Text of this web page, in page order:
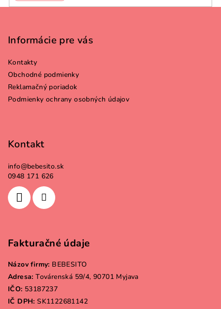
Informácie pre vás
Kontakty
Obchodné podmienky
Reklamačný poriadok
Podmienky ochrany osobných údajov
Kontakt
info@bebesito.sk
0948 171 626
Fakturačné údaje
Názov firmy: BEBESITO
Adresa: Továrenská 59/4, 90701 Myjava
IČO: 53187237
IČ DPH: SK1122681142